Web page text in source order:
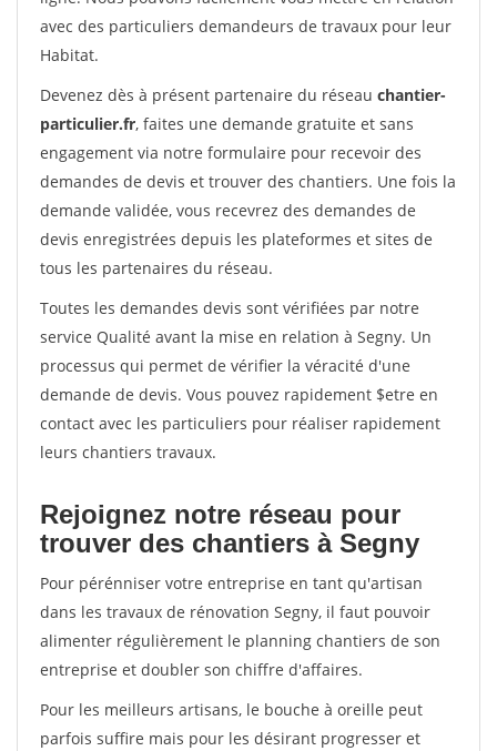
avec des particuliers demandeurs de travaux pour leur
Habitat.
Devenez dès à présent partenaire du réseau chantier-
particulier.fr, faites une demande gratuite et sans
engagement via notre formulaire pour recevoir des
demandes de devis et trouver des chantiers. Une fois la
demande validée, vous recevrez des demandes de
devis enregistrées depuis les plateformes et sites de
tous les partenaires du réseau.
Toutes les demandes devis sont vérifiées par notre
service Qualité avant la mise en relation à Segny. Un
processus qui permet de vérifier la véracité d'une
demande de devis. Vous pouvez rapidement $etre en
contact avec les particuliers pour réaliser rapidement
leurs chantiers travaux.
Rejoignez notre réseau pour
trouver des chantiers à Segny
Pour pérénniser votre entreprise en tant qu'artisan
dans les travaux de rénovation Segny, il faut pouvoir
alimenter régulièrement le planning chantiers de son
entreprise et doubler son chiffre d'affaires.
Pour les meilleurs artisans, le bouche à oreille peut
parfois suffire mais pour les désirant progresser et